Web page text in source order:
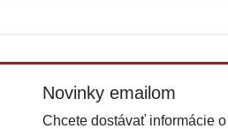
Novinky emailom
Chcete dostávať informácie